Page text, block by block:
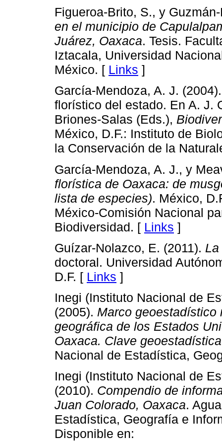
Figueroa-Brito, S., y
en el municipio de
Juárez, Oaxaca. Tesis.
Iztacala, Universidad
México. [ Links ]
García-Mendoza, A. J.
florístico del estado. En A. J.
Briones-Salas (Eds.),
México, D.F.: Instituto de
la Conservación de la
García-Mendoza, A. J., y
florística de Oaxaca: de
lista de especies). México,
México-Comisión Nacional
Biodiversidad. [ Links ]
Guízar-Nolazco, E. (2011).
doctoral. Universidad
D.F. [ Links ]
Inegi (Instituto Nacional de
(2005). Marco geoestadístico
geográfica de los Estados
Oaxaca. Clave
Nacional de Estadística,
Inegi (Instituto Nacional de
(2010). Compendio de
Juan Colorado, Oaxaca.
Estadística, Geografía e
Disponible en: